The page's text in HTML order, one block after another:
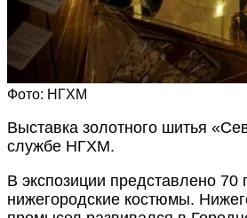
Фото: НГХМ
Выставка золотного шитья
службе НГХМ.
В экспозиции представлено
нижегородские костюмы.